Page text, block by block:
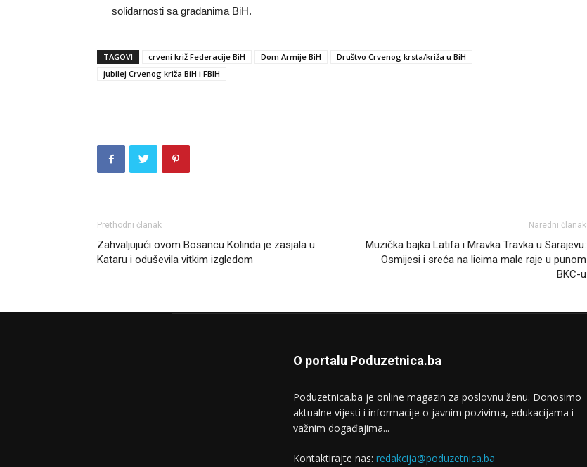
solidarnosti sa građanima BiH.
TAGOVI crveni križ Federacije BiH Dom Armije BiH
Društvo Crvenog krsta/križa u BiH
jubilej Crvenog križa BiH i FBIH
Prethodni članak
Zahvaljujući ovom Bosancu Kolinda je zasjala u
Kataru i oduševila vitkim izgledom
Naredni članak
Muzička bajka Latifa i Mravka Travka u Sarajevu:
Osmijesi i sreća na licima male raje u punom
BKC-u
O portalu Poduzetnica.ba
Poduzetnica.ba je online magazin za poslovnu ženu. Donosimo
aktualne vijesti i informacije o javnim pozivima, edukacijama i
važnim događajima...
Kontaktirajte nas: redakcija@poduzetnica.ba